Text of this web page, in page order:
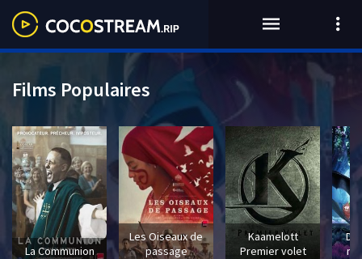
Films Populaires
La Communion
Les Oiseaux de
passage
Kaamelott
Premier volet